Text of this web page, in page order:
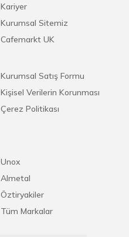
Kariyer
Kurumsal Sitemiz
Cafemarkt UK
Kurumsal Satış Formu
Kişisel Verilerin Korunması
Çerez Politikası
Unox
Almetal
Öztiryakiler
Tüm Markalar